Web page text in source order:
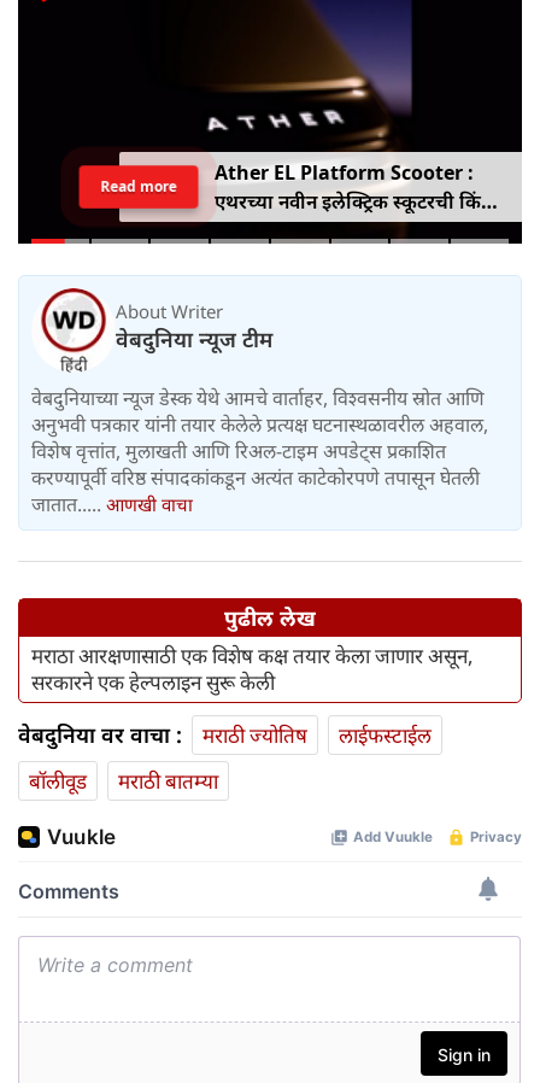
Ather EL Platform Scooter :
एथरच्या नवीन इलेक्ट्रिक स्कूटरची किंमत
जाहीर, जाणून घ्या कोनार्कमध्ये कोणती
Read more
About Writer
वेबदुनिया न्यूज टीम
वेबदुनियाच्या न्यूज डेस्क येथे आमचे वार्ताहर, विश्वसनीय स्रोत आणि
अनुभवी पत्रकार यांनी तयार केलेले प्रत्यक्ष घटनास्थळावरील अहवाल,
विशेष वृत्तांत, मुलाखती आणि रिअल-टाइम अपडेट्स प्रकाशित
करण्यापूर्वी वरिष्ठ संपादकांकडून अत्यंत काटेकोरपणे तपासून घेतली
जातात..... आणखी वाचा
पुढील लेख
मराठा आरक्षणासाठी एक विशेष कक्ष तयार केला जाणार असून,
सरकारने एक हेल्पलाइन सुरू केली
वेबदुनिया वर वाचा : मराठी ज्योतिष
लाईफस्टाईल
बॉलीवूड
मराठी बातम्या